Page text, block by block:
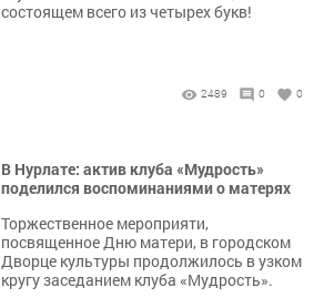
состоящем всего из четырех букв!
2489 0 0
В Нурлате: актив клуба «Мудрость»
поделился воспоминаниями о матерях
Торжественное мероприяти,
посвященное Дню матери, в городском
Дворце культуры продолжилось в узком
кругу заседанием клуба «Мудрость».